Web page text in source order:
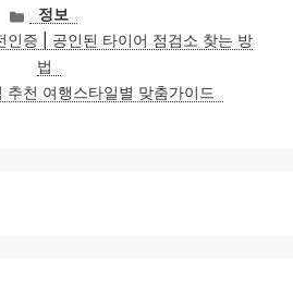
카
테
고
리
정보
인증 | 공인된 타이어 점검소 찾는 방
법
추천 여행스타일별 맞춤가이드